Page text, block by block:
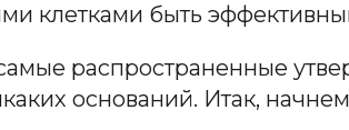
клетками быть
распространенные
оснований. Итак,